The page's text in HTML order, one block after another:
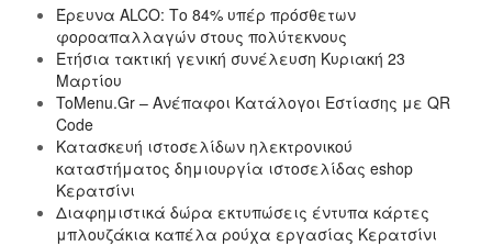
Έρευνα ALCO: Το 84% υπέρ πρόσθετων
φοροαπαλλαγών στους πολύτεκνους
Ετήσια τακτική γενική συνέλευση Κυριακή 23
Μαρτίου
ToMenu.Gr – Ανέπαφοι Κατάλογοι Εστίασης με QR
Code
Κατασκευή ιστοσελίδων ηλεκτρονικού
καταστήματος δημιουργία ιστοσελίδας eshop
Κερατσίνι
Διαφημιστικά δώρα εκτυπώσεις έντυπα κάρτες
μπλουζάκια καπέλα ρούχα εργασίας Κερατσίνι